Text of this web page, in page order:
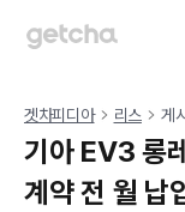
겟차피디아 리스 게
기아 EV3 롱
계약 전 월 납